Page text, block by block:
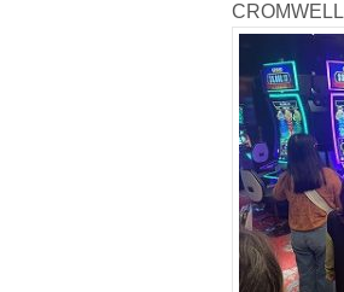
CROMWELL